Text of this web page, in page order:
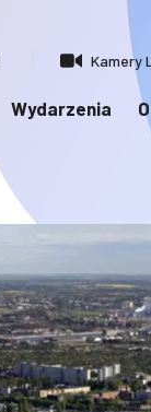
Kamery
Wydarzenia